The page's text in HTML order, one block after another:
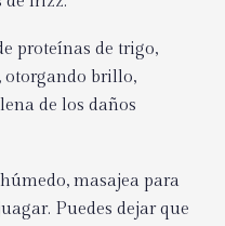
proteínas de trigo,
otorgando brillo,
de los daños
masajea para
Puedes dejar que